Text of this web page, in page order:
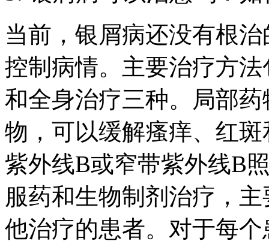
当前，银屑病还没有根
控制病情。主要治疗方
和全身治疗三种。局部
物，可以缓解瘙痒、红
紫外线B或窄带紫外线B
服药和生物制剂治疗，
他治疗的患者。对于每